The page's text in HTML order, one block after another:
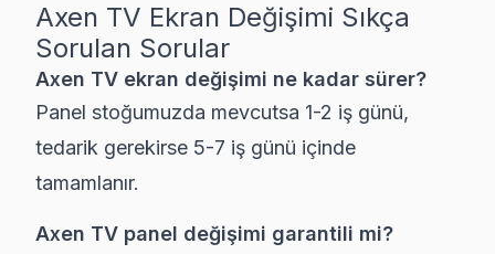
Axen TV Ekran Değişimi Sıkça
Sorulan Sorular
Axen TV ekran değişimi ne kadar sürer?
Panel stoğumuzda mevcutsa 1-2 iş günü,
tedarik gerekirse 5-7 iş günü içinde
tamamlanır.
Axen TV panel değişimi garantili mi?